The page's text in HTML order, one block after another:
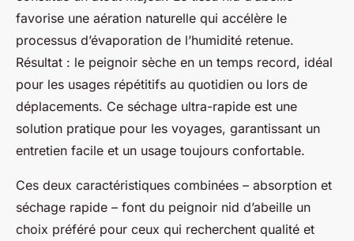
favorise une aération naturelle qui accélère le
processus d’évaporation de l’humidité retenue.
Résultat : le peignoir sèche en un temps record, idéal
pour les usages répétitifs au quotidien ou lors de
déplacements. Ce séchage ultra-rapide est une
solution pratique pour les voyages, garantissant un
entretien facile et un usage toujours confortable.
Ces deux caractéristiques combinées – absorption et
séchage rapide – font du peignoir nid d’abeille un
choix préféré pour ceux qui recherchent qualité et